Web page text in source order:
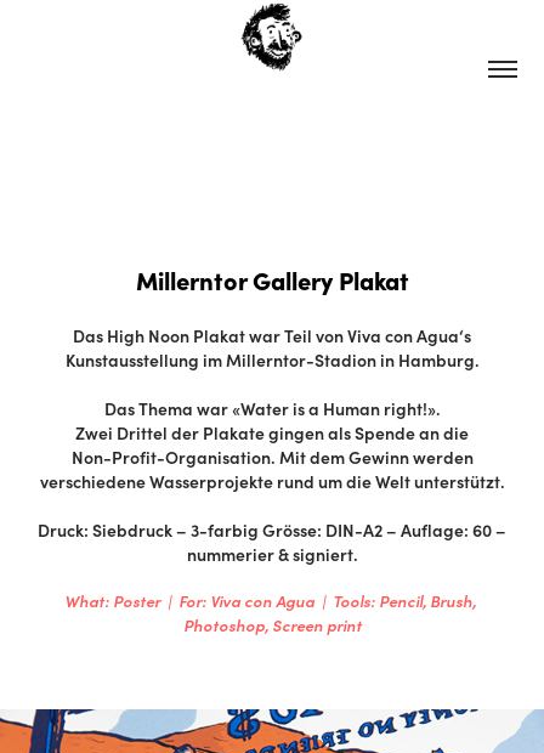
Millerntor Gallery Plakat
Das High Noon Plakat war Teil von Viva con Agua‘s
Kunstausstellung im Millerntor-Stadion in Hamburg.
Das Thema war «Water is a Human right!».
Zwei Drittel der Plakate gingen als Spende an die
Non-Profit-Organisation. Mit dem Gewinn werden
verschiedene Wasserprojekte rund um die Welt unterstützt.
Druck: Siebdruck – 3-farbig Grösse: DIN-A2 – Auflage: 60 –
nummerier & signiert.
What: Poster  |  For: Viva con Agua  |  Tools: Pencil, Brush,
Photoshop, Screen print